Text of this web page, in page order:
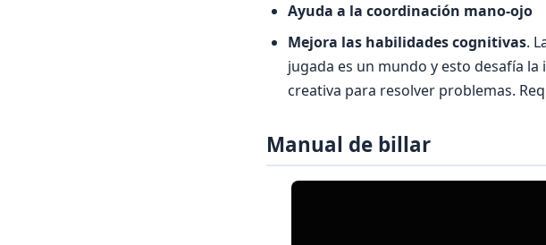
Ayuda a la coordinación mano-ojo
Mejora las habilidades cognitivas.
jugada es un mundo y esto desafía
creativa para resolver problemas.
Manual de billar